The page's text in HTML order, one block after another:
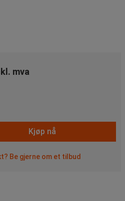
mva
Kjøp nå
Be gjerne om et tilbud